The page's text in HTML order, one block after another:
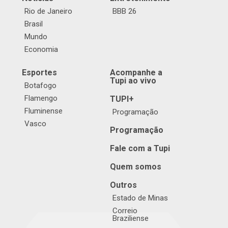
Rio de Janeiro
Brasil
Mundo
Economia
BBB 26
Esportes
Botafogo
Flamengo
Fluminense
Vasco
Acompanhe a
Tupi ao vivo
TUPI+
Programação
Programação
Fale com a Tupi
Quem somos
Outros
Estado de Minas
Correio
Braziliense